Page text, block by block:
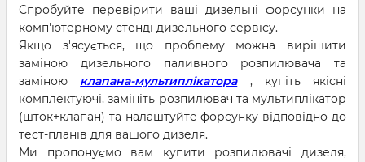
Спробуйте перевірити ваші дизельні форсунки на
комп'ютерному стенді дизельного сервісу.
Якщо з'ясується, що проблему можна вирішити
заміною дизельного паливного розпилювача та
заміною клапана-мультиплікатора, купіть якісні
комплектуючі, замініть розпилювач та мультиплікатор
(шток+клапан) та налаштуйте форсунку відповідно до
тест-планів для вашого дизеля.
Ми пропонуємо вам купити розпилювачі дизеля,